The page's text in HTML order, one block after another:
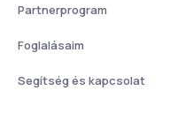
Partnerprogram
Foglalásaim
Segítség és kapcsolat